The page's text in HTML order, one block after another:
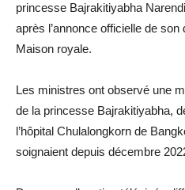
princesse Bajrakitiyabha
après l’annonce officielle de
Maison royale.
Les ministres ont observé une
de la princesse Bajrakitiyabha,
l’hôpital Chulalongkorn de
soignaient depuis décembre